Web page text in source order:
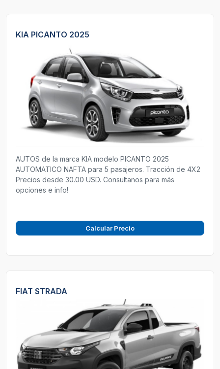
KIA PICANTO 2025
AUTOS de la marca KIA modelo PICANTO 2025
AUTOMATICO NAFTA para 5 pasajeros. Tracción de 4X2
Precios desde 30.00 USD. Consultanos para más
opciones e info!
Calcular Precio
FIAT STRADA